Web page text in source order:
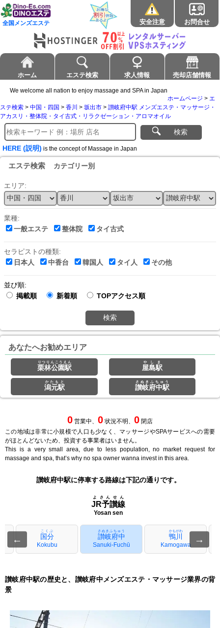
全国メンズエステ 安全注意 お問合せ
ホーム エステ検索 求人情報 売却店舗情報
We welcome all nation to enjoy massage and SPA in Japan
ホームページ > エ
ステ検索 > 中国・四国 > 香川 > 坂出市 > 讃岐府中駅 メンズエステ・マッサージ・
アカスリ・整体院・タイ古式・リラクゼーション・アロマオイル
検索
HERE (説明) is the concept of Massage in Japan
エステ検索 カテゴリー別
エリア:
業種:
一般エステ
整体院 タイ古式
セラピストの種類:
日本人
中香台 韓国人 タイ人 その他
並び順:
掲載順
新着順 TOPアクセス順
検索
あなたへお勧めエリア
栗林公園駅
りつりんこうえん
屋島駅
やしま
潟元駅
かたもと
讃岐府中駅
さぬきふちゅう
0 営業中、 0 状況不明、 0 閉店
この地域は非常に小規模で人口も少なく、マッサージやSPAサービスへの需要
がほとんどないため、投資する事業者はいません。
This is a very small area, due to less population, no market request for
massage and spa, that’s why no spa owner wanna invest in this area.
讃岐府中駅に停車する路線は下記の通りです。
JR予讃線
よさんせん
Yosan sen
← 国分
こくぶ
Kokubu
讃岐府中
さぬきふちゅう
Sanuki-Fuchū
鴨川
かもがわ
Kamogawa
→
讃岐府中駅の歴史と、讃岐府中メンズエステ・マッサージ業界の背
景